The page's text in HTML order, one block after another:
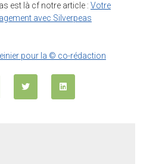
est là cf notre article : Votre
avec Silverpeas
pour la © co-rédaction